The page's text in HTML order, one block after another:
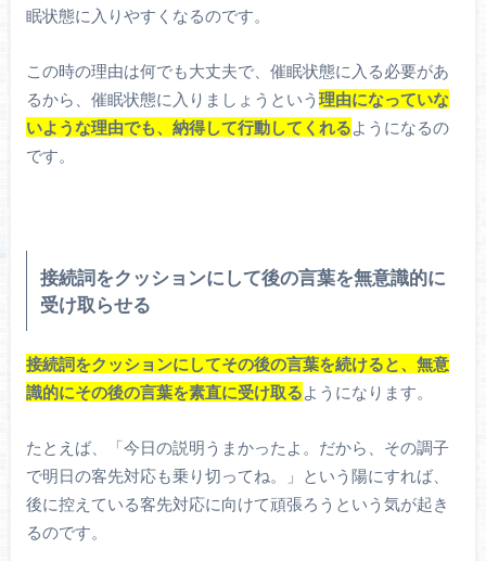
眠状態に入りやすくなるのです。
この時の理由は何でも大丈夫で、催眠状態に入る必要があ
るから、催眠状態に入りましょうという 理由になっていな
いような理由でも、納得して行動してくれる ようになるの
です。
接続詞をクッションにして後の言葉を無意識的に
受け取らせる
接続詞をクッションにしてその後の言葉を続けると、無意
識的にその後の言葉を素直に受け取るようになります。
たとえば、「今日の説明うまかったよ。だから、その調子
で明日の客先対応も乗り切ってね。」という陽にすれば、
後に控えている客先対応に向けて頑張ろうという気が起き
るのです。